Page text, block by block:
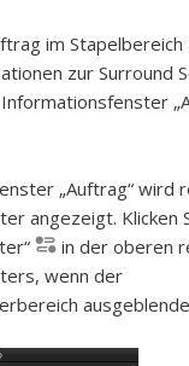
im Stapelbereich
zur Surround
„Auftrag“ wird
angezeigt. Klicken
in der oberen
wenn der